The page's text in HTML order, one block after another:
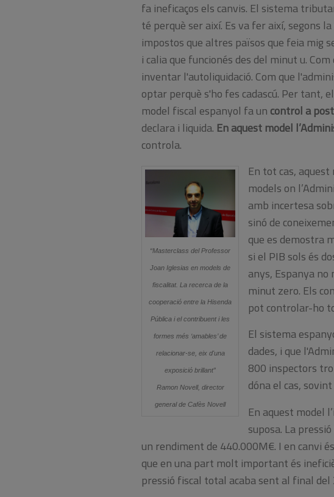
fa ineficaços els canvis. El sistema
té perquè ser així. Es va fer així, segons
impostos que altres països que feia mig
i calia que funcionés des del minut u.
inventar l'autoliquidació. Com que
optar perquè s'ho fes cadascú. Per tant,
model fiscal espanyol fa un control a
declara i liquida. En aquest model
controla.
“Masterclass del Professor
Joan Iglesias en models de
fiscalitat. La recerca de la
cooperació entre la Hisenda
Pública i el contribuent i les
formes més ‘amables’ de
relacionar-se, eix d'una
exposició brillant”
Ramon Novell, director
general de Cafès Novell
En tot cas,
models on
amb incertesa
sinó de
que es demostra
si el PIB sols és
anys, Espanya
minut zero. Els
pot controlar-ho
El sistema
dades, i que
800 inspectors
dóna el cas,
En aquest model
suposa. La
un rendiment de 440.000M€. I en canvi
que en una part molt important és
pressió fiscal total acaba sent al final del